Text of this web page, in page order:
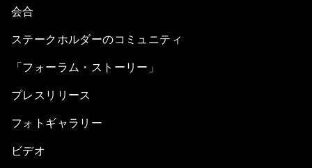
会合
ステークホルダーのコミュニティ
「フォーラム・ストーリー」
プレスリリース
フォトギャラリー
ビデオ